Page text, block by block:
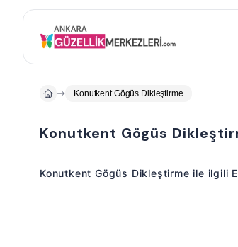
Konutkent Gögüs Dikleştirme
Konutkent Gögüs
Konutkent Gögüs Dikleştirme ile ilgili